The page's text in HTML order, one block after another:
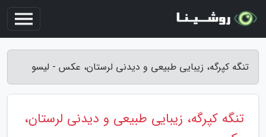
تنگه کپرگه، زیبایی طبیعی و دیدنی لرستان، عکس - لیسو
تنگه کپرگه، زیبایی طبیعی و دیدنی لرستان،